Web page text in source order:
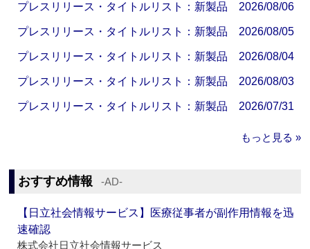
プレスリリース・タイトルリスト：新製品 2026/08/06
プレスリリース・タイトルリスト：新製品 2026/08/05
プレスリリース・タイトルリスト：新製品 2026/08/04
プレスリリース・タイトルリスト：新製品 2026/08/03
プレスリリース・タイトルリスト：新製品 2026/07/31
もっと見る »
おすすめ情報 ‐AD‐
【日立社会情報サービス】医療従事者が副作用情報を迅
速確認
株式会社日立社会情報サービス